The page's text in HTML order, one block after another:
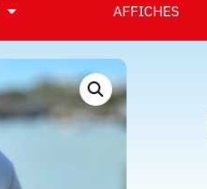
AFFICHES